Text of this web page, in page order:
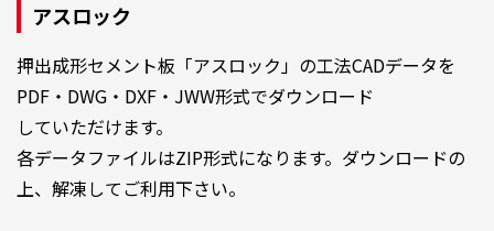
アスロック
押出成形セメント板「アスロック」の工法CADデータを
PDF・DWG・DXF・JWW形式でダウンロード
していただけます。
各データファイルはZIP形式になります。ダウンロードの
上、解凍してご利用下さい。